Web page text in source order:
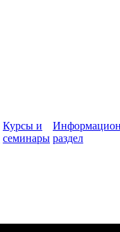
Курсы и
семинары раздел